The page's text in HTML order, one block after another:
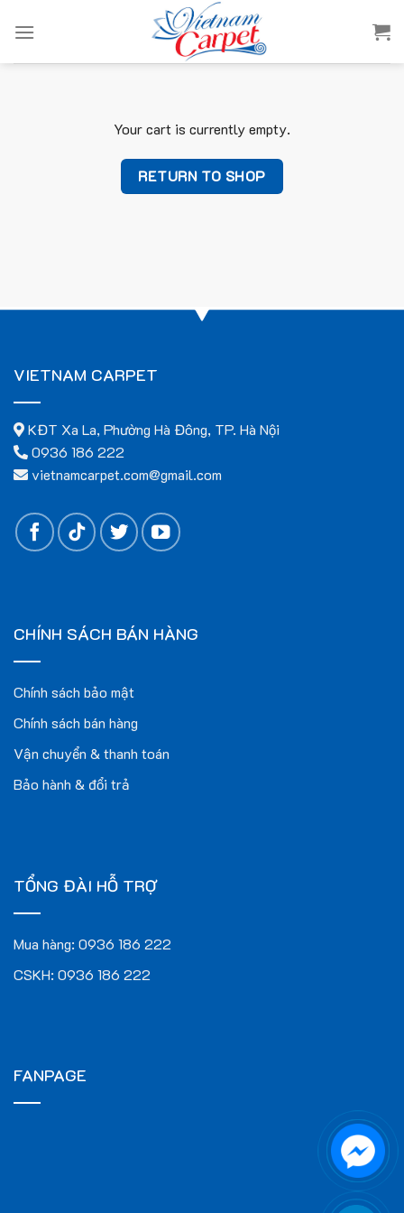
Your cart is currently empty.
RETURN TO SHOP
VIETNAM CARPET
KĐT Xa La, Phường Hà Đông, TP. Hà Nội
0936 186 222
vietnamcarpet.com@gmail.com
CHÍNH SÁCH BÁN HÀNG
Chính sách bảo mật
Chính sách bán hàng
Vận chuyển & thanh toán
Bảo hành & đổi trả
TỔNG ĐÀI HỖ TRỢ
Mua hàng: 0936 186 222
CSKH: 0936 186 222
FANPAGE